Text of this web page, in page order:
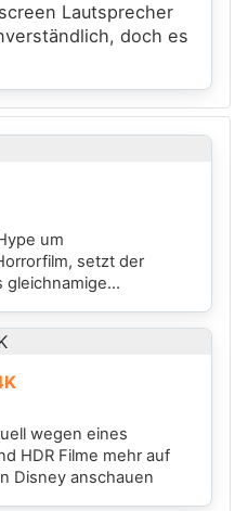
Lautsprecher
doch es
um
setzt der
gleichnamige
wegen eines
HDR Filme mehr auf
Disney anschauen